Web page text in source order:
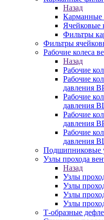
Назад
Карманные
Ячейковые
Фильтры
Фильтры
Рабочие колеса
Назад
Рабочие
Рабочие
давления
Рабочие
давления
Рабочие
давления
Рабочие
давления
Подшипниковые
Узлы прохода
Назад
Узлы
Узлы
Узлы
Узлы
Т-образные